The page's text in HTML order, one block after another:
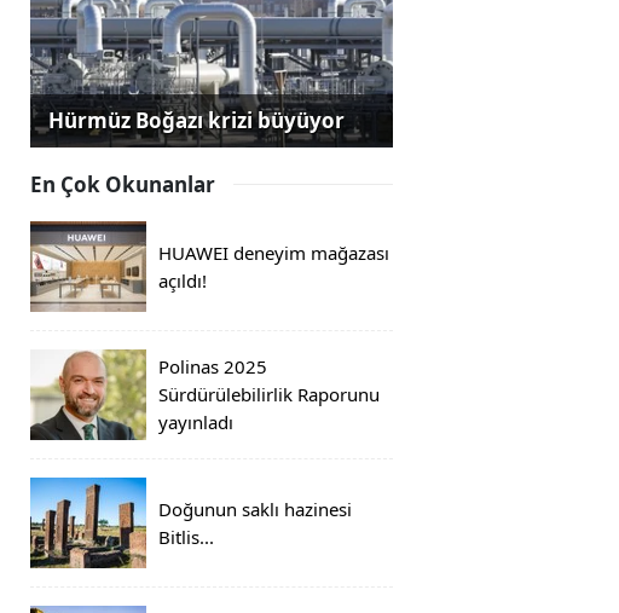
Hürmüz Boğazı krizi büyüyor
En Çok Okunanlar
HUAWEI deneyim mağazası
açıldı!
Polinas 2025
Sürdürülebilirlik Raporunu
yayınladı
Doğunun saklı hazinesi
Bitlis...